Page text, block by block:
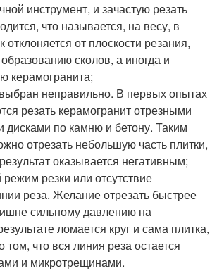
инструмент, и зачастую резать
что называется, на весу, в
отклоняется от плоскости резания,
сколов, а иногда и
керамогранита;
неправильно. В первых опытах
резать керамогранит отрезными
дисками по камню и бетону. Таким
отрезать небольшую часть плитки,
оказывается негативным;
резки или отсутствие
реза. Желание отрезать быстрее
сильному давлению на
ломается круг и сама плитка,
том, что вся линия реза остается
и микротрещинами.